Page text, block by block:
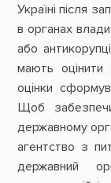
Україні після
в органах
або
мають оцінити
оцінки
Щоб
державному
агентство з
державний